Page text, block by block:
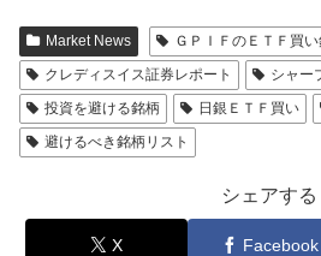
Market News ＧＰＩＦのＥＴＦ買
クレディスイス証券レポート
シャー
投資を避ける銘柄
日銀ＥＴＦ買い
避けるべき銘柄リスト
シェアする
X Facebook